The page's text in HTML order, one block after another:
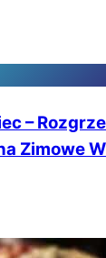
–
Zimowe